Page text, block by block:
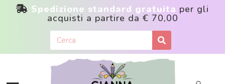
Spedizione standard gratuita per gli
acquisti a partire da € 70,00